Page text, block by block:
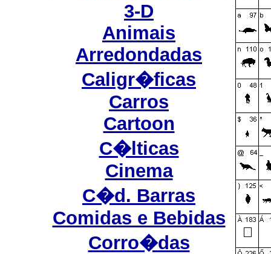
3-D
Animais
Arredondadas
Caligr�ficas
Carros
Cartoon
C�lticas
Cinema
C�d. Barras
Comidas e Bebidas
Corro�das